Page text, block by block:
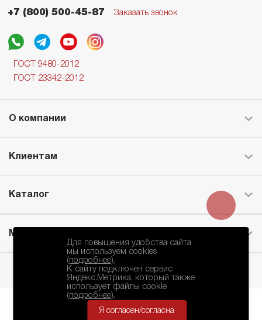
+7 (800) 500-45-87 Заказать звонок
ГОСТ 9480-2012
ГОСТ 23342-2012
О компании
Клиентам
Каталог
Месторождение
БКЗ © 2010-2024.
Для повышения удобства сайта
мы используем cookies
(подробнее).
К сайту подключен сервис
Яндекс.Метрика, который также
использует файлы cookie
(подробнее).
Я согласен/согласна